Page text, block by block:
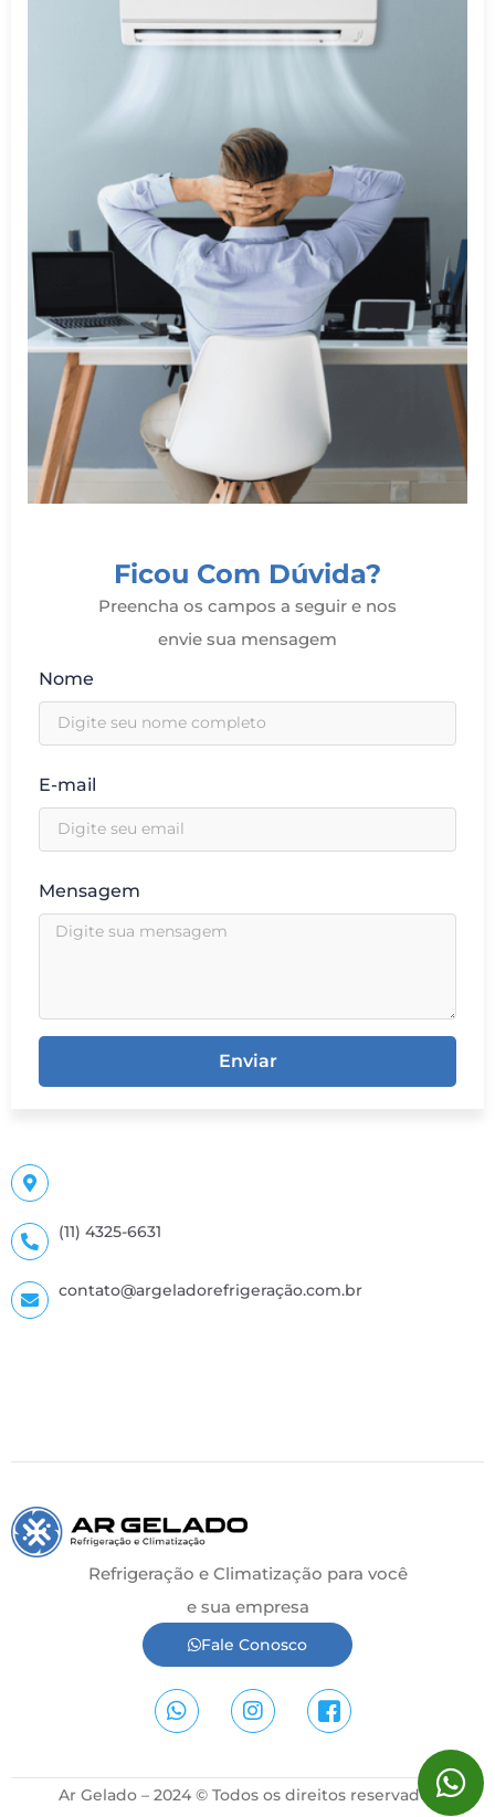
Ficou Com Dúvida?
Preencha os campos a seguir e nos
envie sua mensagem
Nome
E-mail
Mensagem
Enviar
(11) 4325-6631
contato@argeladorefrigeração.com.br
Refrigeração e Climatização para você
e sua empresa
Fale Conosco
Ar Gelado – 2024 © Todos os direitos reservados